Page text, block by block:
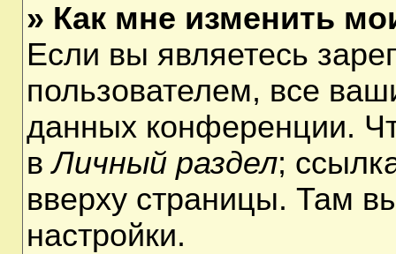
» Как мне изменить
Если вы являетесь
пользователем, все
данных конференции.
вЛичный раздел;
вверху страницы. Там
настройки.